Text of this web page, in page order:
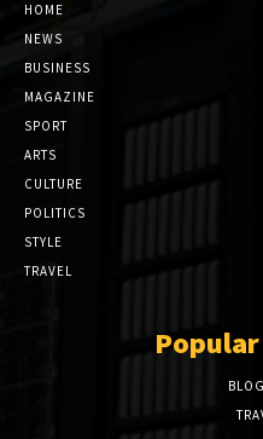
HOME
NEWS
BUSINESS
MAGAZINE
SPORT
ARTS
CULTURE
POLITICS
STYLE
TRAVEL
BLOG